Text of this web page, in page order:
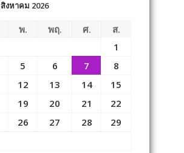
สิงหาคม 2026
พ. พฤ. ศ.
ส.
1
5 6 7
8
12 13 14
15
19 20 21
22
26 27 28
29